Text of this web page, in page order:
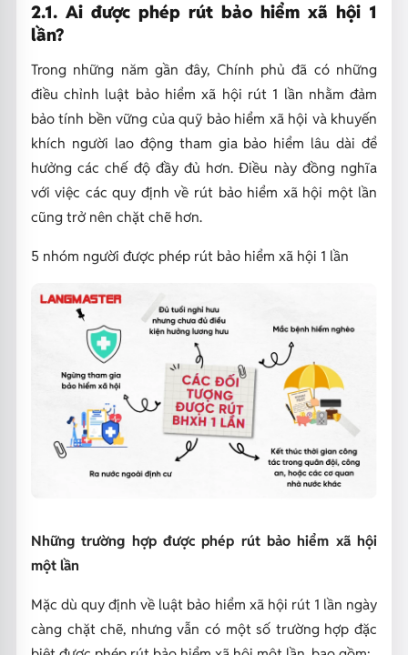
2.1. Ai được phép rút bảo hiểm xã hội 1
lần?
Trong những năm gần đây, Chính phủ đã có những
điều chỉnh luật bảo hiểm xã hội rút 1 lần nhằm đảm
bảo tính bền vững của quỹ bảo hiểm xã hội và khuyến
khích người lao động tham gia bảo hiểm lâu dài để
hưởng các chế độ đầy đủ hơn. Điều này đồng nghĩa
với việc các quy định về rút bảo hiểm xã hội một lần
cũng trở nên chặt chẽ hơn.
5 nhóm người được phép rút bảo hiểm xã hội 1 lần
Những trường hợp được phép rút bảo hiểm xã hội
một lần
Mặc dù quy định về luật bảo hiểm xã hội rút 1 lần ngày
càng chặt chẽ, nhưng vẫn có một số trường hợp đặc